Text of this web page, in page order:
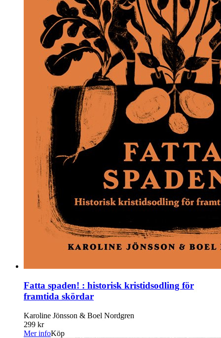
Fatta spaden! : historisk kristidsodling för
framtida skördar
Karoline Jönsson & Boel Nordgren
299 kr
Mer infoKöp